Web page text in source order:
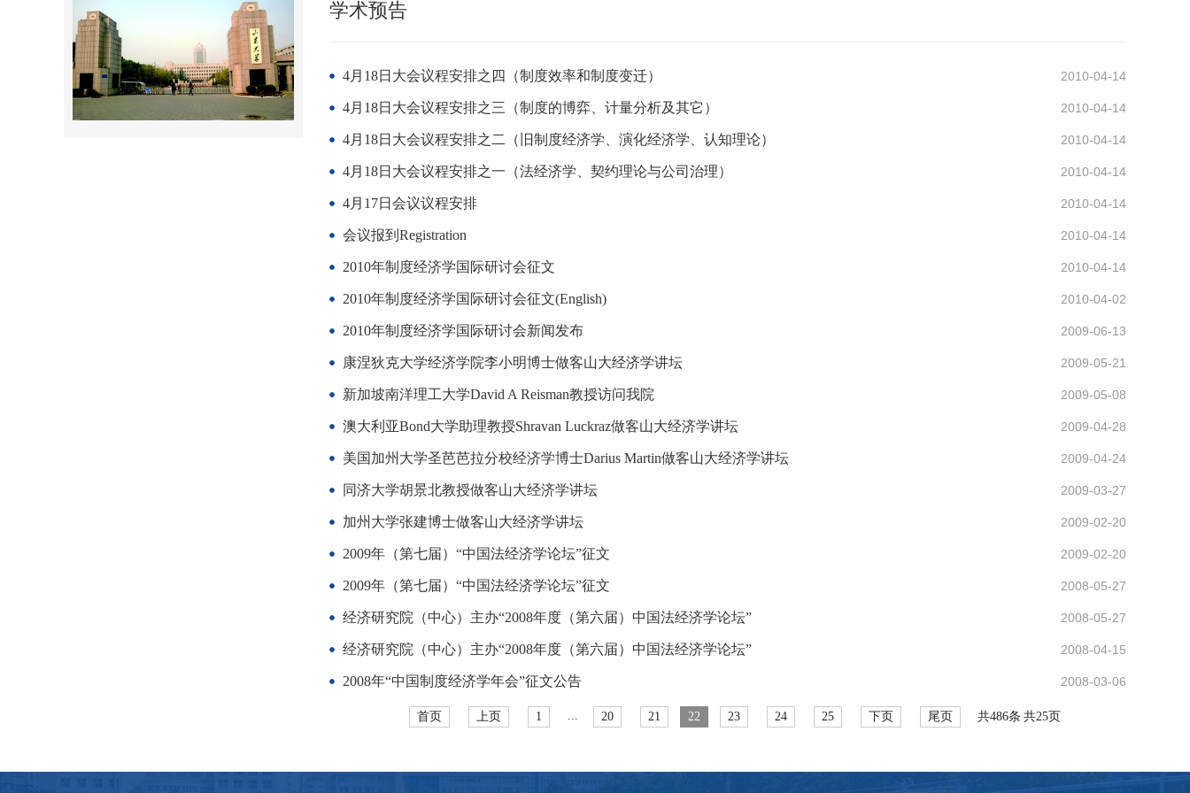
学术预告
4月18日大会议程安排之四（制度效率和制度变迁） 2010-04-14
4月18日大会议程安排之三（制度的博弈、计量分析及其它） 2010-04-14
4月18日大会议程安排之二（旧制度经济学、演化经济学、认知理论） 2010-04-14
4月18日大会议程安排之一（法经济学、契约理论与公司治理） 2010-04-14
4月17日会议议程安排 2010-04-14
会议报到Registration 2010-04-14
2010年制度经济学国际研讨会征文 2010-04-14
2010年制度经济学国际研讨会征文(English) 2010-04-02
2010年制度经济学国际研讨会新闻发布 2009-06-13
康涅狄克大学经济学院李小明博士做客山大经济学讲坛 2009-05-21
新加坡南洋理工大学David A Reisman教授访问我院 2009-05-08
澳大利亚Bond大学助理教授Shravan Luckraz做客山大经济学讲坛 2009-04-28
美国加州大学圣芭芭拉分校经济学博士Darius Martin做客山大经济学讲坛 2009-04-24
同济大学胡景北教授做客山大经济学讲坛 2009-03-27
加州大学张建博士做客山大经济学讲坛 2009-02-20
2009年（第七届）“中国法经济学论坛”征文 2009-02-20
2009年（第七届）“中国法经济学论坛”征文 2008-05-27
经济研究院（中心）主办“2008年度（第六届）中国法经济学论坛” 2008-05-27
经济研究院（中心）主办“2008年度（第六届）中国法经济学论坛” 2008-04-15
2008年“中国制度经济学年会”征文公告 2008-03-06
首页 上页 1 ... 20 21 22 23 24 25 下页 尾页 共486条 共25页